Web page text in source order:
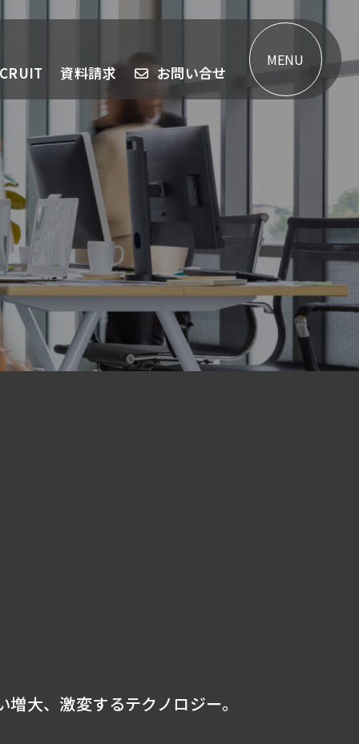
資料請求 お問い合せ
MENU
大、激変するテクノロジー。